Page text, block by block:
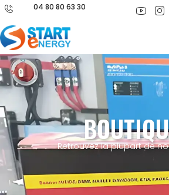
04 80 80 63 30
Retrouvez la plupart de